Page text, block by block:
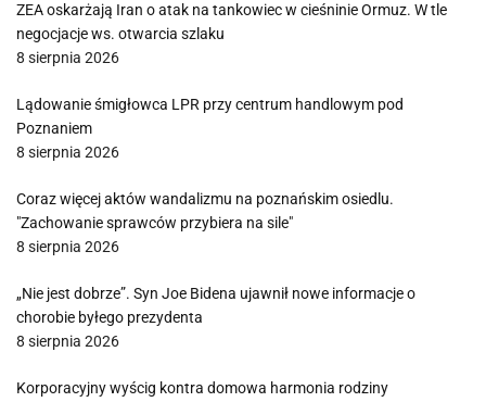
ZEA oskarżają Iran o atak na tankowiec w cieśninie Ormuz. W tle
negocjacje ws. otwarcia szlaku
8 sierpnia 2026
Lądowanie śmigłowca LPR przy centrum handlowym pod
Poznaniem
8 sierpnia 2026
Coraz więcej aktów wandalizmu na poznańskim osiedlu.
"Zachowanie sprawców przybiera na sile"
8 sierpnia 2026
„Nie jest dobrze”. Syn Joe Bidena ujawnił nowe informacje o
chorobie byłego prezydenta
8 sierpnia 2026
Korporacyjny wyścig kontra domowa harmonia rodziny